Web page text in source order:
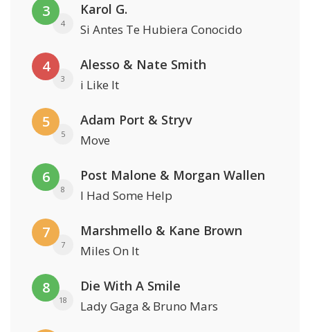
3
4
Karol G.
Si Antes Te Hubiera Conocido
4
3
Alesso & Nate Smith
i Like It
5
5
Adam Port & Stryv
Move
6
8
Post Malone & Morgan Wallen
I Had Some Help
7
7
Marshmello & Kane Brown
Miles On It
8
18
Die With A Smile
Lady Gaga & Bruno Mars